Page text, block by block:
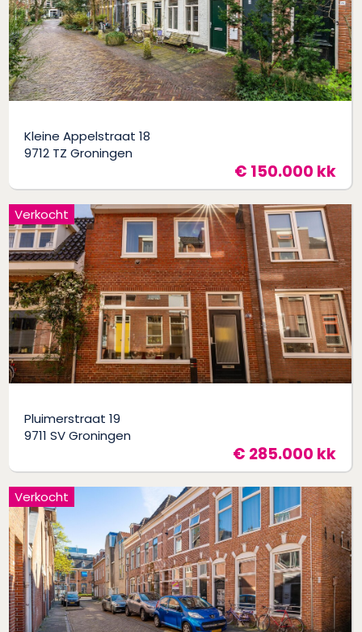
Kleine Appelstraat 18
9712 TZ Groningen
€ 150.000 kk
Pluimerstraat 19
9711 SV Groningen
€ 285.000 kk
Verkocht
Verkocht